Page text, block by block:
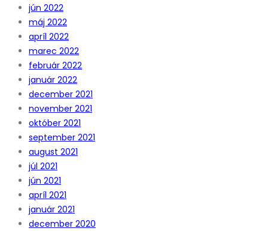
jún 2022
máj 2022
apríl 2022
marec 2022
február 2022
január 2022
december 2021
november 2021
október 2021
september 2021
august 2021
júl 2021
jún 2021
apríl 2021
január 2021
december 2020